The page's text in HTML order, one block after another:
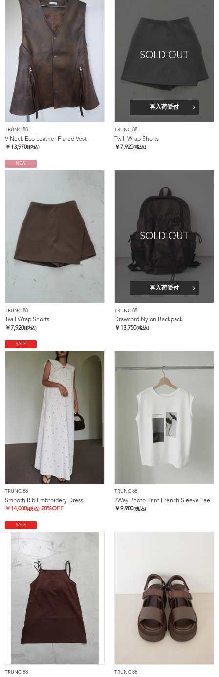
TRUNC 88
V Neck Eco Leather Flared Vest
￥ 13,970(税込)
SOLD OUT
再入荷受付
TRUNC 88
Twill Wrap Shorts
￥ 7,920(税込)
NEW
TRUNC 88
Twill Wrap Shorts
￥ 7,920(税込)
SOLD OUT
再入荷受付
TRUNC 88
Drawcord Nylon Backpack
￥ 13,750(税込)
SALE
TRUNC 88
Smooth Rib Embroidery Dress
￥ 14,080(税込) 20%OFF
TRUNC 88
2Way Photo Print French Sleeve Tee
￥9,900(税込)
SALE
TRUNC 88 TRUNC 88